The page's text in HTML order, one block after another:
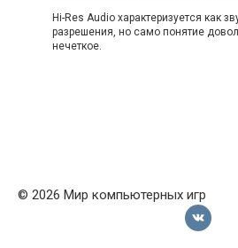
Hi-Res Audio характеризуется как
разрешения, но само понятие
нечеткое.
© 2026 Мир компьютерных игр